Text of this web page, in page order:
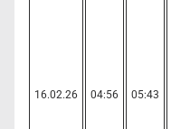
16.02.26 04:56 05:43